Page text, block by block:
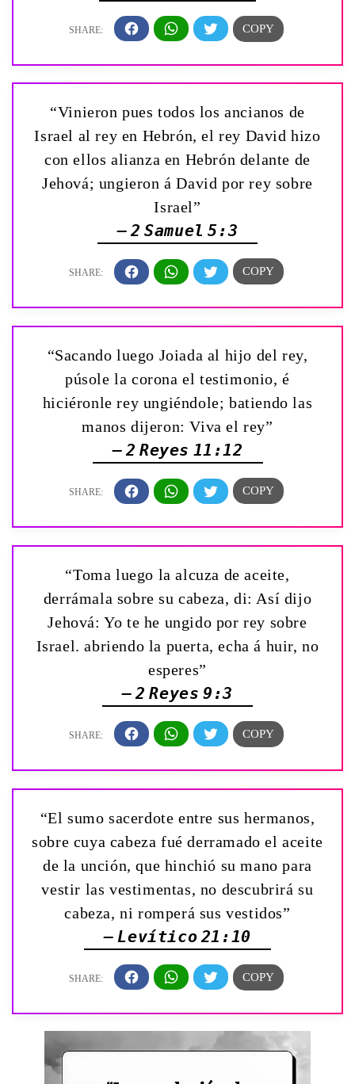
“Vinieron pues todos los ancianos de
Israel al rey en Hebrón, el rey David hizo
con ellos alianza en Hebrón delante de
Jehová; ungieron á David por rey sobre
Israel”
— 2 Samuel 5:3
“Sacando luego Joiada al hijo del rey,
púsole la corona el testimonio, é
hiciéronle rey ungiéndole; batiendo las
manos dijeron: ­Viva el rey”
— 2 Reyes 11:12
“Toma luego la alcuza de aceite,
derrámala sobre su cabeza, di: Así dijo
Jehová: Yo te he ungido por rey sobre
Israel. abriendo la puerta, echa á huir, no
esperes”
— 2 Reyes 9:3
“El sumo sacerdote entre sus hermanos,
sobre cuya cabeza fué derramado el aceite
de la unción, que hinchió su mano para
vestir las vestimentas, no descubrirá su
cabeza, ni romperá sus vestidos”
— Levítico 21:10